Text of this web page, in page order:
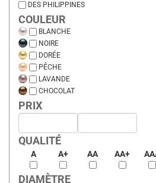
DES PHILIPPINES
COULEUR
BLANCHE
NOIRE
DORÉE
PÊCHE
LAVANDE
CHOCOLAT
PRIX
QUALITÉ
A A+ AA AA+
DIAMÈTRE